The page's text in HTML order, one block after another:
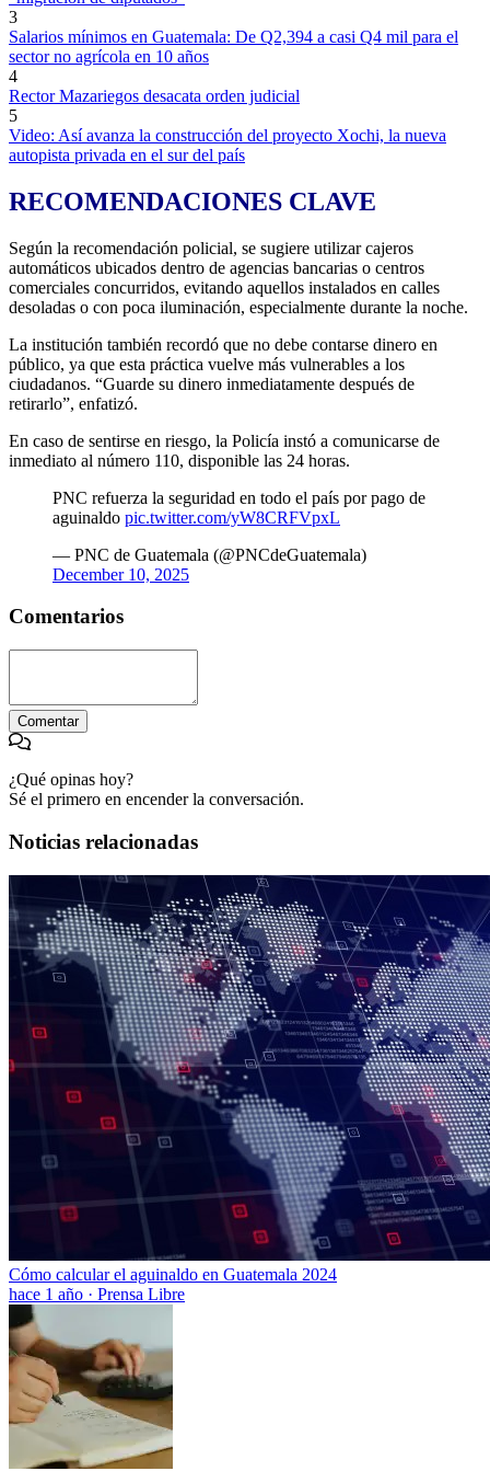
3
Salarios mínimos en Guatemala: De Q2,394 a casi Q4 mil para el
sector no agrícola en 10 años
4
Rector Mazariegos desacata orden judicial
5
Video: Así avanza la construcción del proyecto Xochi, la nueva
autopista privada en el sur del país
RECOMENDACIONES CLAVE
Según la recomendación policial, se sugiere utilizar cajeros
automáticos ubicados dentro de agencias bancarias o centros
comerciales concurridos, evitando aquellos instalados en calles
desoladas o con poca iluminación, especialmente durante la noche.
La institución también recordó que no debe contarse dinero en
público, ya que esta práctica vuelve más vulnerables a los
ciudadanos. “Guarde su dinero inmediatamente después de
retirarlo”, enfatizó.
En caso de sentirse en riesgo, la Policía instó a comunicarse de
inmediato al número 110, disponible las 24 horas.
PNC refuerza la seguridad en todo el país por pago de
aguinaldo pic.twitter.com/yW8CRFVpxL
— PNC de Guatemala (@PNCdeGuatemala)
December 10, 2025
Comentarios
Comentar
¿Qué opinas hoy?
Sé el primero en encender la conversación.
Noticias relacionadas
Cómo calcular el aguinaldo en Guatemala 2024
hace 1 año · Prensa Libre